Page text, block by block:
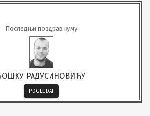
Последњи поздрав куму
РАДУСИНОВИЋУ
POGLEDAJ